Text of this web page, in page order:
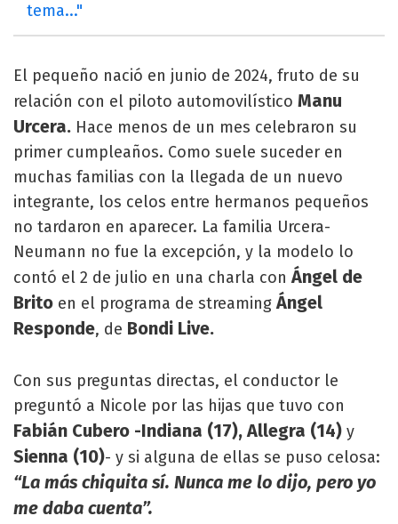
tema..."
El pequeño nació en junio de 2024, fruto de su
relación con el piloto automovilístico Manu
Urcera. Hace menos de un mes celebraron su
primer cumpleaños. Como suele suceder en
muchas familias con la llegada de un nuevo
integrante, los celos entre hermanos pequeños
no tardaron en aparecer. La familia Urcera-
Neumann no fue la excepción, y la modelo lo
contó el 2 de julio en una charla conÁngel de
Brito en el programa de streamingÁngel
Responde, de Bondi Live.
Con sus preguntas directas, el conductor le
preguntó a Nicole por las hijas que tuvo con
Fabián Cubero -Indiana (17), Allegra (14) y
Sienna (10)- y si alguna de ellas se puso celosa:
“La más chiquita sí. Nunca me lo dijo, pero yo
me daba cuenta”.